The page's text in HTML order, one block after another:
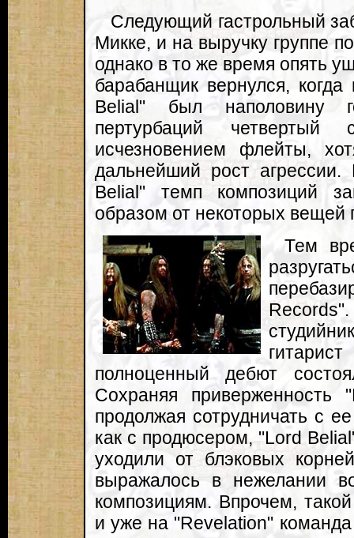
Следующий гастрольный
Микке, и на выручку группе
однако в то же время опять
барабанщик вернулся,
Belial" был наполовину
пертурбаций четвертый
исчезновением флейты,
дальнейший рост
Belial" темп композиций
образом от некоторых
Тем
полноценный дебют
Сохраняя
продолжая сотрудничать с
как с продюсером, "Lord
уходили от блэковых
выражалось в нежелании
композициям. Впрочем,
и уже на "Revelation"